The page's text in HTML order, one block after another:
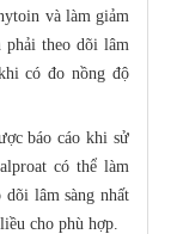
và làm giảm
phải theo dõi lâm
có đo nồng độ
báo cáo khi sử
có thể làm
dõi lâm sàng nhất
cho phù hợp.